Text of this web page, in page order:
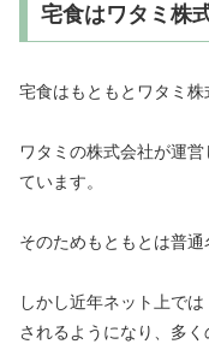
宅食はワタミ株
宅食はもともとワタミ株
ワタミの株式会社が運営
ています。
そのためもともとは普通
しかし近年ネット上で
されるようになり、多